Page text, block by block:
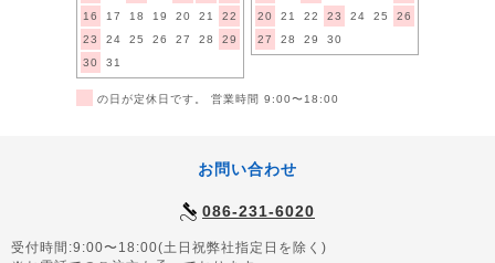
16
17 18 19 20 21
22
23
24 25 26 27 28
29
30
31
20
21 22 23 24 25
26
27
28 29 30
の日が定休日です。 営業時間 9:00〜18:00
お問い合わせ
086-231-6020
受付時間:9:00〜18:00(土日祝弊社指定日を除く)